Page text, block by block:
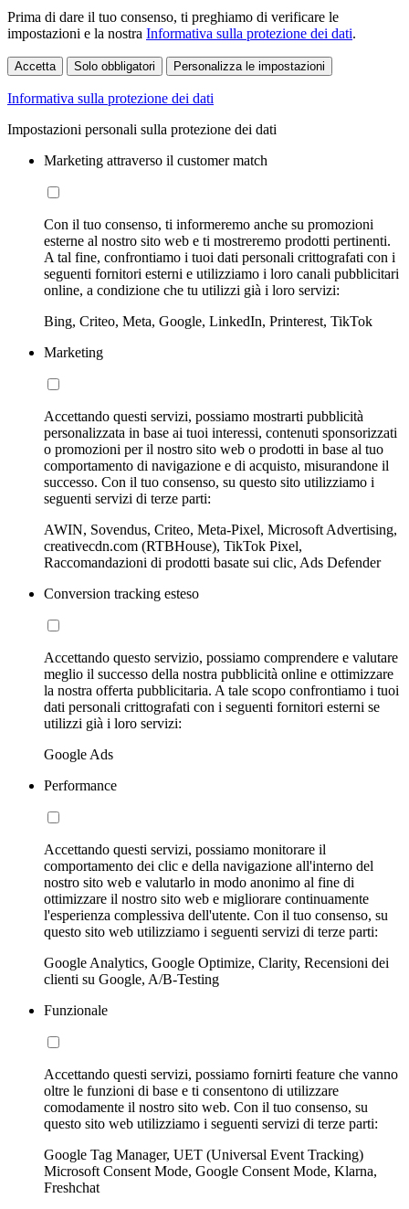
Prima di dare il tuo consenso, ti preghiamo di verificare le
impostazioni e la nostra Informativa sulla protezione dei dati.
Accetta Solo obbligatori Personalizza le impostazioni
Informativa sulla protezione dei dati
Impostazioni personali sulla protezione dei dati
Marketing attraverso il customer match
Con il tuo consenso, ti informeremo anche su promozioni
esterne al nostro sito web e ti mostreremo prodotti pertinenti.
A tal fine, confrontiamo i tuoi dati personali crittografati con i
seguenti fornitori esterni e utilizziamo i loro canali pubblicitari
online, a condizione che tu utilizzi già i loro servizi:
Bing, Criteo, Meta, Google, LinkedIn, Printerest, TikTok
Marketing
Accettando questi servizi, possiamo mostrarti pubblicità
personalizzata in base ai tuoi interessi, contenuti sponsorizzati
o promozioni per il nostro sito web o prodotti in base al tuo
comportamento di navigazione e di acquisto, misurandone il
successo. Con il tuo consenso, su questo sito utilizziamo i
seguenti servizi di terze parti:
AWIN, Sovendus, Criteo, Meta-Pixel, Microsoft Advertising,
creativecdn.com (RTBHouse), TikTok Pixel,
Raccomandazioni di prodotti basate sui clic, Ads Defender
Conversion tracking esteso
Accettando questo servizio, possiamo comprendere e valutare
meglio il successo della nostra pubblicità online e ottimizzare
la nostra offerta pubblicitaria. A tale scopo confrontiamo i tuoi
dati personali crittografati con i seguenti fornitori esterni se
utilizzi già i loro servizi:
Google Ads
Performance
Accettando questi servizi, possiamo monitorare il
comportamento dei clic e della navigazione all'interno del
nostro sito web e valutarlo in modo anonimo al fine di
ottimizzare il nostro sito web e migliorare continuamente
l'esperienza complessiva dell'utente. Con il tuo consenso, su
questo sito web utilizziamo i seguenti servizi di terze parti:
Google Analytics, Google Optimize, Clarity, Recensioni dei
clienti su Google, A/B-Testing
Funzionale
Accettando questi servizi, possiamo fornirti feature che vanno
oltre le funzioni di base e ti consentono di utilizzare
comodamente il nostro sito web. Con il tuo consenso, su
questo sito web utilizziamo i seguenti servizi di terze parti:
Google Tag Manager, UET (Universal Event Tracking)
Microsoft Consent Mode, Google Consent Mode, Klarna,
Freshchat